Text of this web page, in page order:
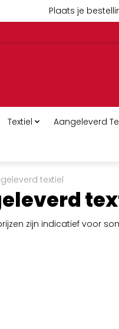
Plaats je
Textiel Aangeleverd
textiel
zijn indicatief voor